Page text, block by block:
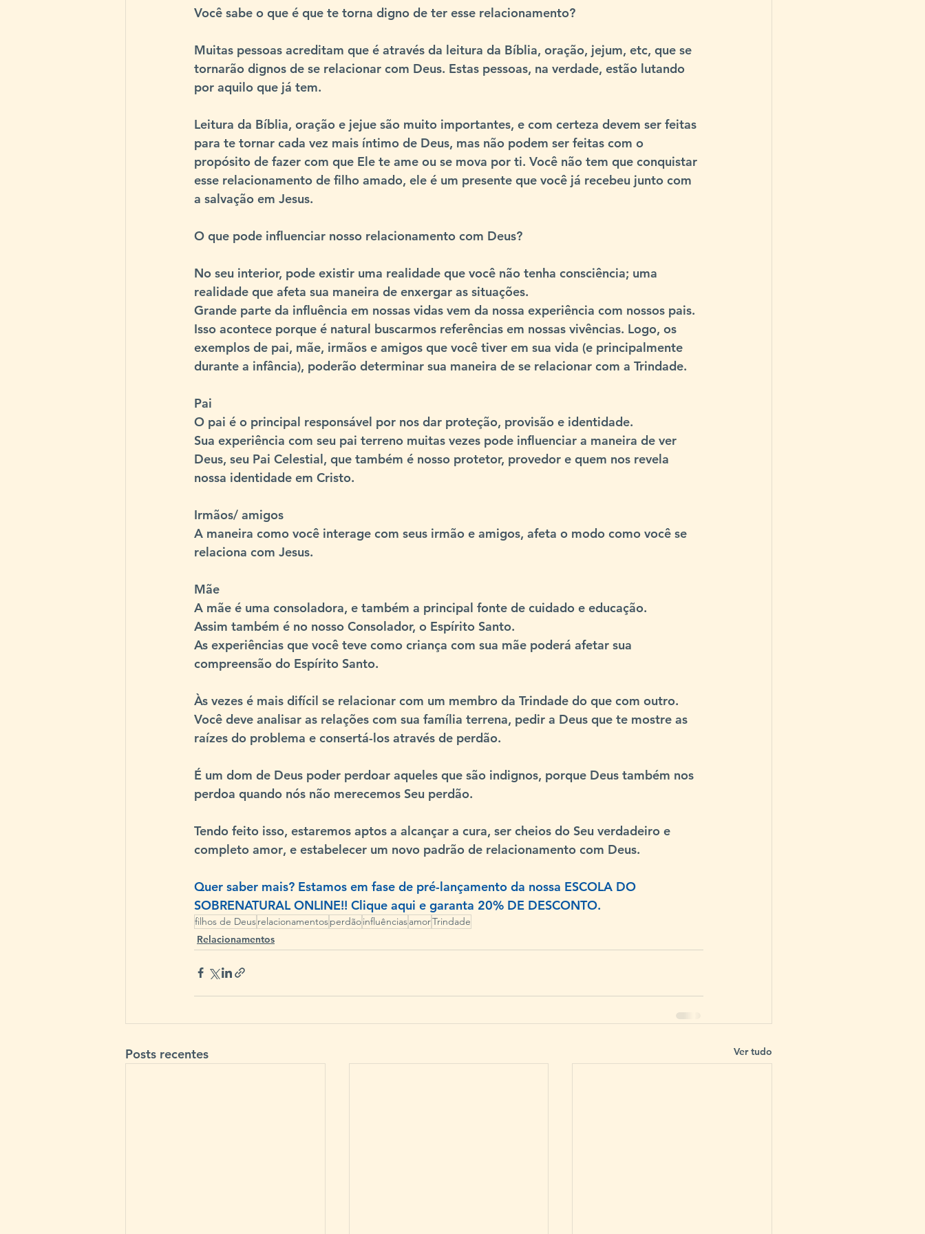
Você sabe o que é que te torna digno de ter esse relacionamento?
Muitas pessoas acreditam que é através da leitura da Bíblia, oração, jejum, etc, que se
tornarão dignos de se relacionar com Deus. Estas pessoas, na verdade, estão lutando
por aquilo que já tem.
Leitura da Bíblia, oração e jejue são muito importantes, e com certeza devem ser feitas
para te tornar cada vez mais íntimo de Deus, mas não podem ser feitas com o
propósito de fazer com que Ele te ame ou se mova por ti. Você não tem que conquistar
esse relacionamento de filho amado, ele é um presente que você já recebeu junto com
a salvação em Jesus.
O que pode influenciar nosso relacionamento com Deus?
No seu interior, pode existir uma realidade que você não tenha consciência; uma
realidade que afeta sua maneira de enxergar as situações.
Grande parte da influência em nossas vidas vem da nossa experiência com nossos pais.
Isso acontece porque é natural buscarmos referências em nossas vivências. Logo, os
exemplos de pai, mãe, irmãos e amigos que você tiver em sua vida (e principalmente
durante a infância), poderão determinar sua maneira de se relacionar com a Trindade.
Pai
O pai é o principal responsável por nos dar proteção, provisão e identidade.
Sua experiência com seu pai terreno muitas vezes pode influenciar a maneira de ver
Deus, seu Pai Celestial, que também é nosso protetor, provedor e quem nos revela
nossa identidade em Cristo.
Irmãos/ amigos
A maneira como você interage com seus irmão e amigos, afeta o modo como você se
relaciona com Jesus.
Mãe
A mãe é uma consoladora, e também a principal fonte de cuidado e educação.
Assim também é no nosso Consolador, o Espírito Santo.
As experiências que você teve como criança com sua mãe poderá afetar sua
compreensão do Espírito Santo.
Às vezes é mais difícil se relacionar com um membro da Trindade do que com outro.
Você deve analisar as relações com sua família terrena, pedir a Deus que te mostre as
raízes do problema e consertá-los através de perdão.
É um dom de Deus poder perdoar aqueles que são indignos, porque Deus também nos
perdoa quando nós não merecemos Seu perdão.
Tendo feito isso, estaremos aptos a alcançar a cura, ser cheios do Seu verdadeiro e
completo amor, e estabelecer um novo padrão de relacionamento com Deus.
Quer saber mais? Estamos em fase de pré-lançamento da nossa ESCOLA DO
SOBRENATURAL ONLINE!! Clique aqui e garanta 20% DE DESCONTO.
filhos de DeusrelacionamentosperdãoinfluênciasamorTrindade
Relacionamentos
Posts recentes Ver tudo